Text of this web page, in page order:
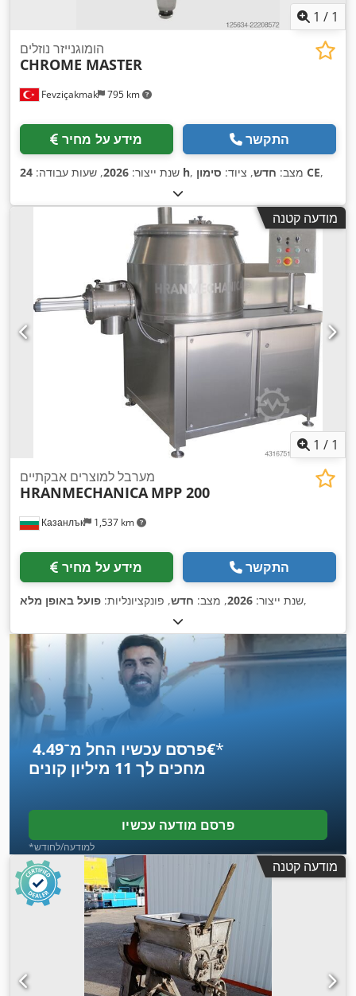
1 / 1
Fevziçakmak 795 km
הומוגנייזר נוזלים
CHROME MASTER
מידע על מחיר התקשר
שנת ייצור: 2026, שעות עבודה: 24 h , מצב: חדש, ציוד: סימון CE,
מודעה קטנה
1 / 1
Казанлък 1,537 km
מערבל למוצרים אבקתיים
HRANMECHANICA MPP 200
מידע על מחיר התקשר
שנת ייצור: 2026, מצב: חדש, פונקציונליות: פועל באופן מלא ,
פרסם עכשיו החל מ־‏4.49 ‏€*
מחכים לך 11 מיליון קונים
פרסם מודעה עכשיו
*למודעה/לחודש
מודעה קטנה